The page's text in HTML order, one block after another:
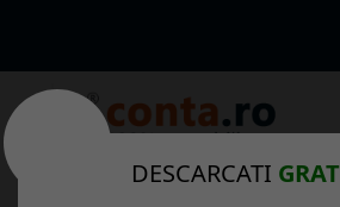
DESCARCATI